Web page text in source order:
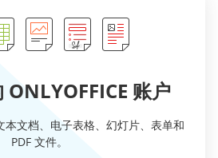
ONLYOFFICE 账户
本文档、电子表格、幻灯片、表单和
PDF 文件。